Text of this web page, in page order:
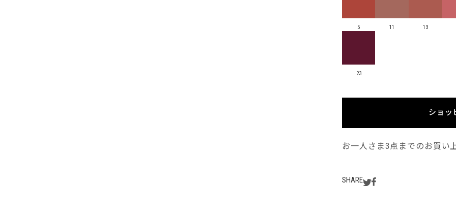
5 11 13
23
ショッ
お一人さま3点までのお買い
SHARE